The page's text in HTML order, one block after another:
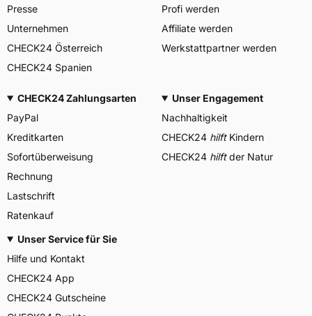
Presse
Unternehmen
CHECK24 Österreich
CHECK24 Spanien
Profi werden
Affiliate werden
Werkstattpartner werden
CHECK24 Zahlungsarten
PayPal
Kreditkarten
Sofortüberweisung
Rechnung
Lastschrift
Ratenkauf
Unser Engagement
Nachhaltigkeit
CHECK24 hilftKindern
CHECK24 hilftder Natur
Unser Service für Sie
Hilfe und Kontakt
CHECK24 App
CHECK24 Gutscheine